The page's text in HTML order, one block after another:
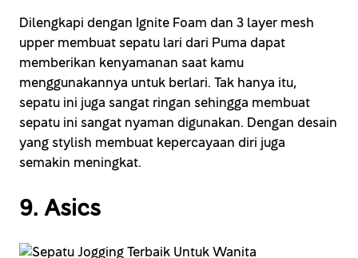
Dilengkapi dengan Ignite Foam dan 3 layer mesh
upper membuat sepatu lari dari Puma dapat
memberikan kenyamanan saat kamu
menggunakannya untuk berlari. Tak hanya itu,
sepatu ini juga sangat ringan sehingga membuat
sepatu ini sangat nyaman digunakan. Dengan desain
yang stylish membuat kepercayaan diri juga
semakin meningkat.
9. Asics